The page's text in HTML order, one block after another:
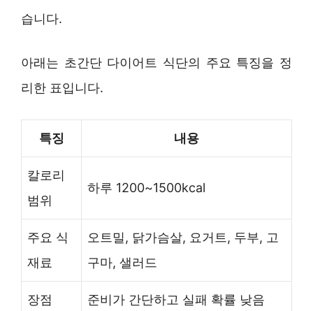
습니다.
아래는 초간단 다이어트 식단의 주요 특징을 정
리한 표입니다.
특징 내용
칼로리
범위
하루 1200~1500kcal
주요 식
재료
오트밀, 닭가슴살, 요거트, 두부, 고
구마, 샐러드
장점 준비가 간단하고 실패 확률 낮음